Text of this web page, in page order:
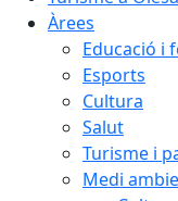
Àrees
Educació i
Esports
Cultura
Salut
Turisme i
Medi